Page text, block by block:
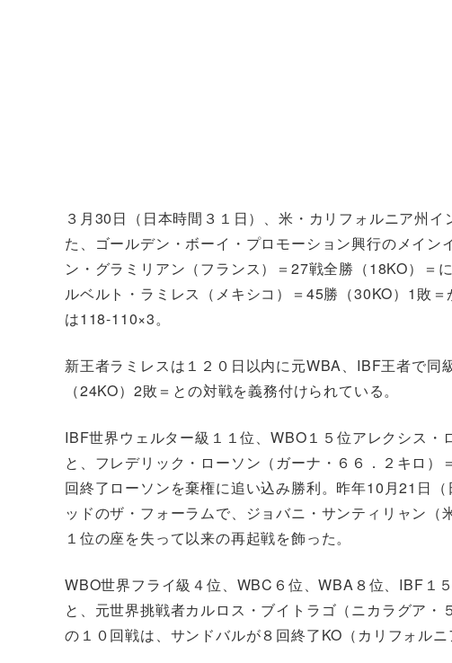
３月30日（日本時間３１日）、米・カリフォルニア州
た、ゴールデン・ボーイ・プロモーション興行のメイン
ン・グラミリアン（フランス）＝27戦全勝（18KO）＝
ルベルト・ラミレス（メキシコ）＝45勝（30KO）1敗＝
は118-110×3。
新王者ラミレスは１２０日以内に元WBA、IBF王者で
（24KO）2敗＝との対戦を義務付けられている。
IBF世界ウェルター級１１位、WBO１５位アレクシス
と、フレデリック・ローソン（ガーナ・６６．２キロ
回終了ローソンを棄権に追い込み勝利。昨年10月21日
ッドのザ・フォーラムで、ジョバニ・サンティリャン
１位の座を失って以来の再起戦を飾った。
WBO世界フライ級４位、WBC６位、WBA８位、IBF１
と、元世界挑戦者カルロス・ブイトラゴ（ニカラグア
の１０回戦は、サンドバルが８回終了KO（カリフォルニ